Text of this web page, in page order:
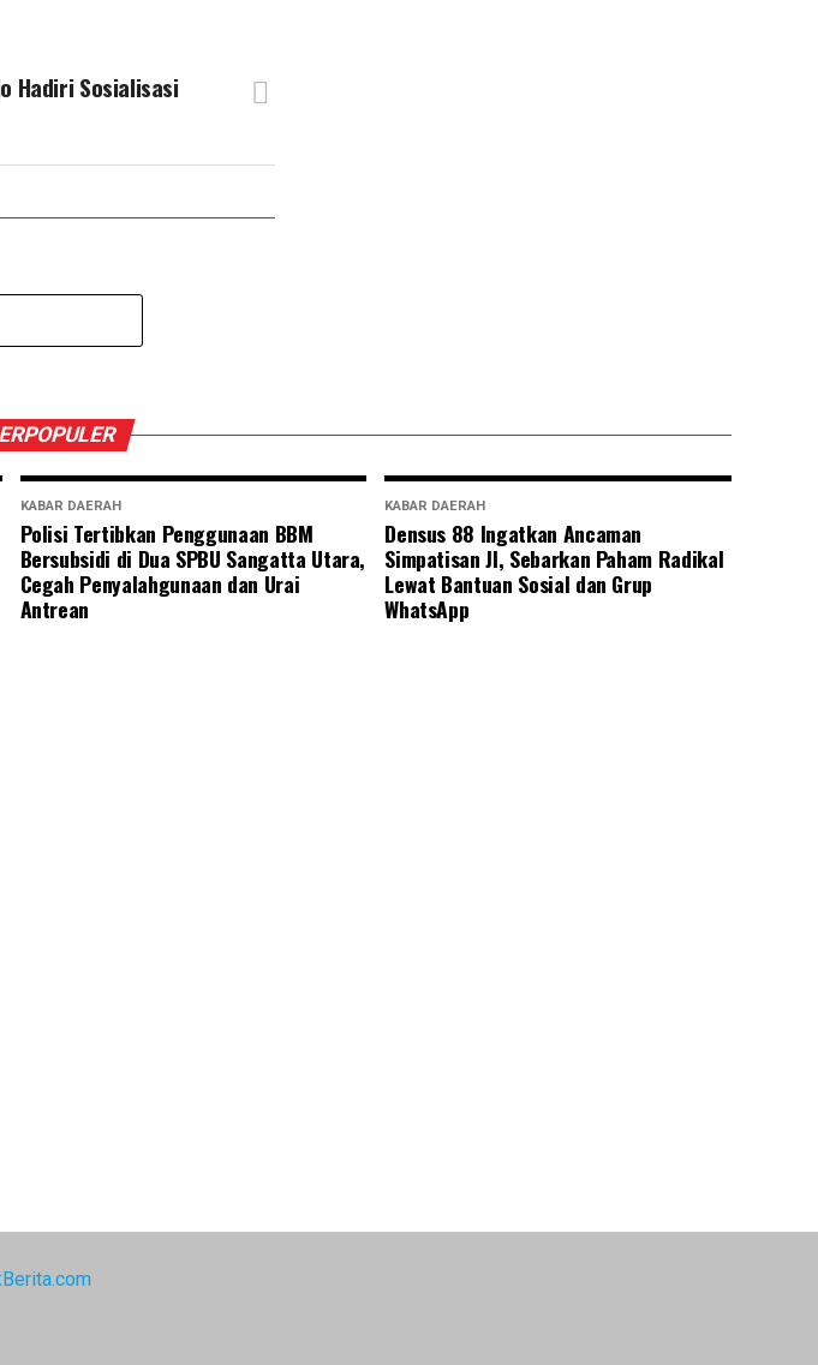
Hadiri Sosialisasi
KABAR DAERAH
Polisi Tertibkan Penggunaan BBM
Bersubsidi di Dua SPBU Sangatta Utara,
Cegah Penyalahgunaan dan Urai
Antrean
KABAR DAERAH
Densus 88 Ingatkan Ancaman
Simpatisan JI, Sebarkan Paham Radikal
Lewat Bantuan Sosial dan Grup
WhatsApp